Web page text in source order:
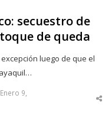
secuestro de
de queda
luego de que el
9,